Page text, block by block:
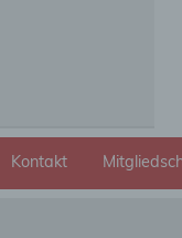
Kontakt
h)